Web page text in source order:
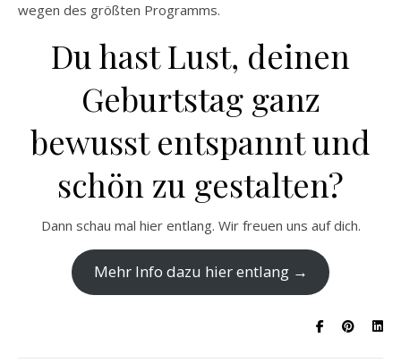
wegen des größten Programms.
Du hast Lust, deinen
Geburtstag ganz
bewusst entspannt und
schön zu gestalten?
Dann schau mal hier entlang. Wir freuen uns auf dich.
Mehr Info dazu hier entlang →